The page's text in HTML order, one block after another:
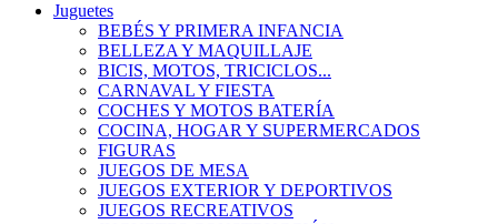
Juguetes
BEBÉS Y PRIMERA INFANCIA
BELLEZA Y MAQUILLAJE
BICIS, MOTOS, TRICICLOS...
CARNAVAL Y FIESTA
COCHES Y MOTOS BATERÍA
COCINA, HOGAR Y SUPERMERCADOS
FIGURAS
JUEGOS DE MESA
JUEGOS EXTERIOR Y DEPORTIVOS
JUEGOS RECREATIVOS